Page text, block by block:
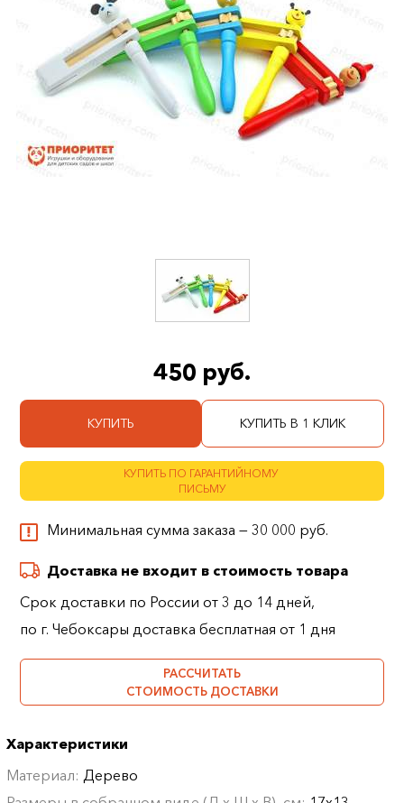
450 руб.
КУПИТЬ КУПИТЬ В 1 КЛИК
КУПИТЬ ПО ГАРАНТИЙНОМУ
ПИСЬМУ
Минимальная сумма заказа — 30 000 руб.
Доставка не входит в стоимость товара
Срок доставки по России от 3 до 14 дней,
по г. Чебоксары доставка бесплатная от 1 дня
РАССЧИТАТЬ
СТОИМОСТЬ ДОСТАВКИ
Характеристики
Материал:Дерево